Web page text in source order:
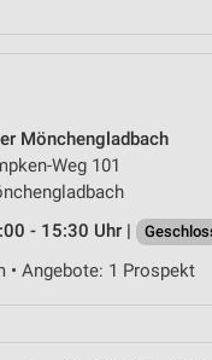
Mönchengladbach
Weg 101
- 15:30 Uhr |
• Angebote: 1 Prospekt